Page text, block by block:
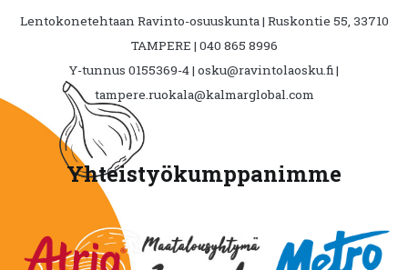
Lentokonetehtaan Ravinto-osuuskunta | Ruskontie 55, 33710
TAMPERE | 040 865 8996
Y-tunnus 0155369-4 | osku@ravintolaosku.fi |
tampere.ruokala@kalmarglobal.com
Yhteistyökumppanimme